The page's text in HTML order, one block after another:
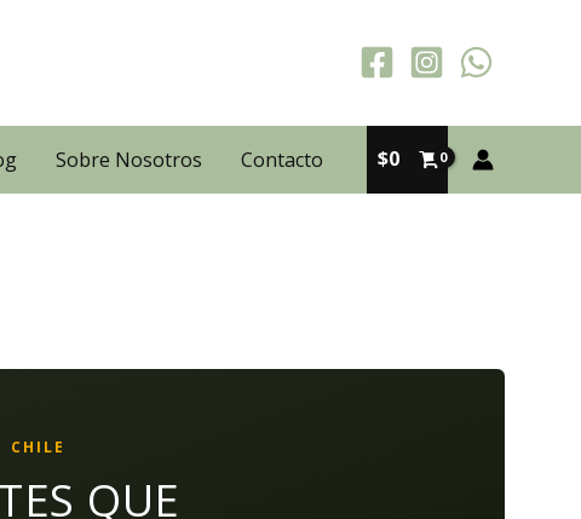
Sobre Nosotros Contacto $0
CHILE
QUE